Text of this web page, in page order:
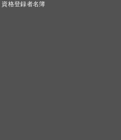
資格登録者名簿